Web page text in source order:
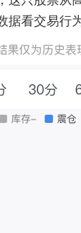
据看交易行